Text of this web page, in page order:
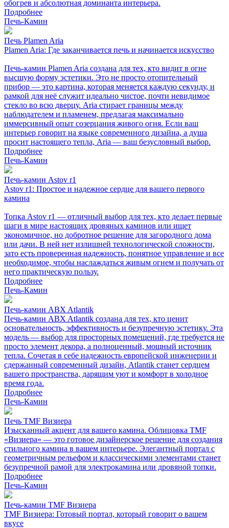
обогрев и абсолютная доминанта интерьера.
Подробнее
Печь-Камин
Печь Plamen Aria
Plamen Aria: Где заканчивается печь и начинается искусство
Печь-камин Plamen Aria создана для тех, кто видит в огне
высшую форму эстетики. Это не просто отопительный
прибор — это картина, которая меняется каждую секунду, и
рамкой для неё служит идеально чистое, почти невидимое
стекло во всю дверцу. Aria стирает границы между
наблюдателем и пламенем, предлагая максимально
иммерсивный опыт созерцания живого огня. Если ваш
интерьер говорит на языке современного дизайна, а душа
просит настоящего тепла, Aria — ваш безусловный выбор.
Подробнее
Печь-Камин
Печь-камин Astov r1
Astov r1: Простое и надежное сердце для вашего первого
камина
Топка Astov r1 — отличный выбор для тех, кто делает первые
шаги в мире настоящих дровяных каминов или ищет
экономичное, но добротное решение для загородного дома
или дачи. В ней нет излишней технологической сложности,
зато есть проверенная надежность, понятное управление и все
необходимое, чтобы наслаждаться живым огнем и получать от
него практическую пользу.
Подробнее
Печь-Камин
Печь-камин ABX Atlantik
Печь-камин ABX Atlantik создана для тех, кто ценит
основательность, эффективность и безупречную эстетику. Эта
модель — выбор для просторных помещений, где требуется не
просто элемент декора, а полноценный, мощный источник
тепла. Сочетая в себе надежность европейской инженерии и
сдержанный современный дизайн, Atlantik станет сердцем
вашего пространства, дарящим уют и комфорт в холодное
время года.
Подробнее
Печь-Камин
Печь TMF Визиера
Изысканный акцент для вашего камина. Облицовка TMF
«Визиера» — это готовое дизайнерское решение для создания
стильного камина в вашем интерьере. Элегантный портал с
геометричным рельефом и классическими элементами станет
безупречной рамой для электрокамина или дровяной топки.
Подробнее
Печь-Камин
Печь-камин TMF Визиера
TMF Визиера: Готовый портал, который говорит о вашем
вкусе